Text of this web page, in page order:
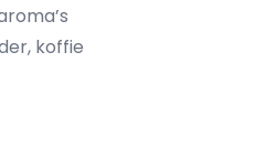
koffie